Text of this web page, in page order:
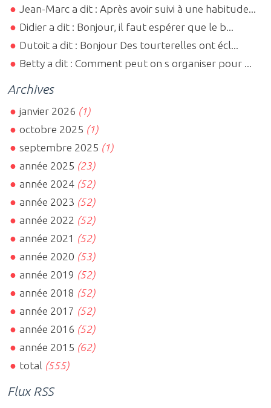
Jean-Marc a dit : Après avoir suivi à une habitude...
Didier a dit : Bonjour, il faut espérer que le b...
Dutoit a dit : Bonjour Des tourterelles ont écl...
Betty a dit : Comment peut on s organiser pour ...
Archives
janvier 2026 (1)
octobre 2025 (1)
septembre 2025 (1)
année 2025 (23)
année 2024 (52)
année 2023 (52)
année 2022 (52)
année 2021 (52)
année 2020 (53)
année 2019 (52)
année 2018 (52)
année 2017 (52)
année 2016 (52)
année 2015 (62)
total (555)
Flux RSS